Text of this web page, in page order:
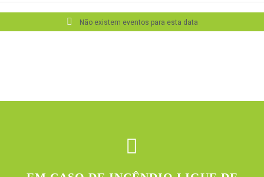
Não existem eventos para esta data